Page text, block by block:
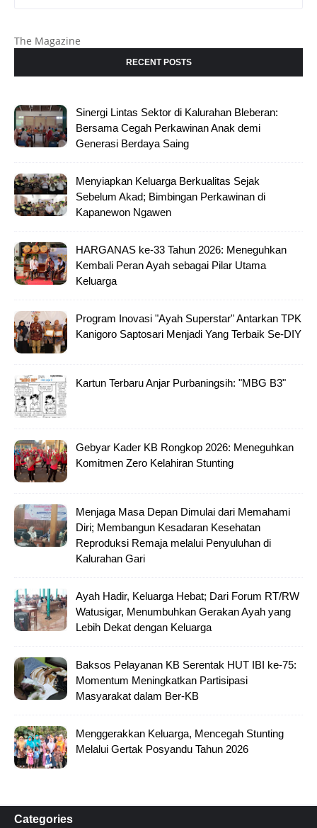
The Magazine
RECENT POSTS
Sinergi Lintas Sektor di Kalurahan Bleberan:
Bersama Cegah Perkawinan Anak demi
Generasi Berdaya Saing
Menyiapkan Keluarga Berkualitas Sejak
Sebelum Akad; Bimbingan Perkawinan di
Kapanewon Ngawen
HARGANAS ke-33 Tahun 2026: Meneguhkan
Kembali Peran Ayah sebagai Pilar Utama
Keluarga
Program Inovasi "Ayah Superstar" Antarkan TPK
Kanigoro Saptosari Menjadi Yang Terbaik Se-DIY
Kartun Terbaru Anjar Purbaningsih: "MBG B3"
Gebyar Kader KB Rongkop 2026: Meneguhkan
Komitmen Zero Kelahiran Stunting
Menjaga Masa Depan Dimulai dari Memahami
Diri; Membangun Kesadaran Kesehatan
Reproduksi Remaja melalui Penyuluhan di
Kalurahan Gari
Ayah Hadir, Keluarga Hebat; Dari Forum RT/RW
Watusigar, Menumbuhkan Gerakan Ayah yang
Lebih Dekat dengan Keluarga
Baksos Pelayanan KB Serentak HUT IBI ke-75:
Momentum Meningkatkan Partisipasi
Masyarakat dalam Ber-KB
Menggerakkan Keluarga, Mencegah Stunting
Melalui Gertak Posyandu Tahun 2026
Categories